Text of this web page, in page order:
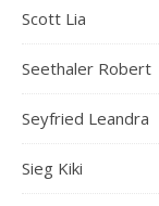
Scott Lia
Seethaler Robert
Seyfried Leandra
Sieg Kiki